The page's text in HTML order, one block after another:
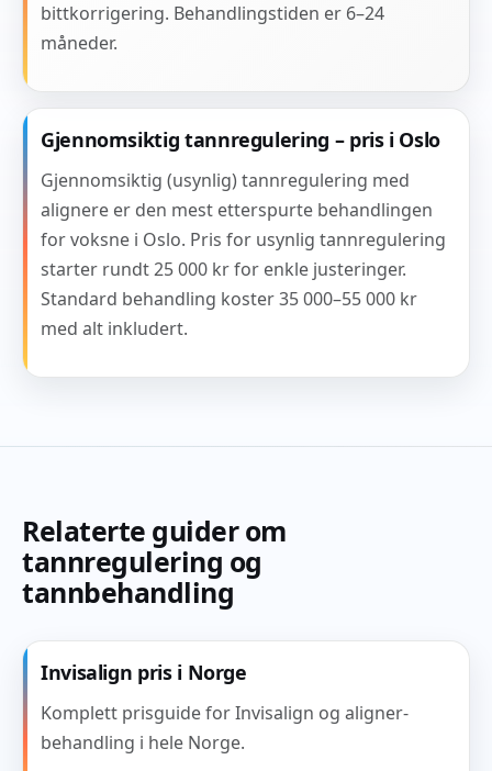
bittkorrigering. Behandlingstiden er 6–24
måneder.
Gjennomsiktig tannregulering – pris i Oslo
Gjennomsiktig (usynlig) tannregulering med
alignere er den mest etterspurte behandlingen
for voksne i Oslo. Pris for usynlig tannregulering
starter rundt 25 000 kr for enkle justeringer.
Standard behandling koster 35 000–55 000 kr
med alt inkludert.
Relaterte guider om
tannregulering og
tannbehandling
Invisalign pris i Norge
Komplett prisguide for Invisalign og aligner-
behandling i hele Norge.